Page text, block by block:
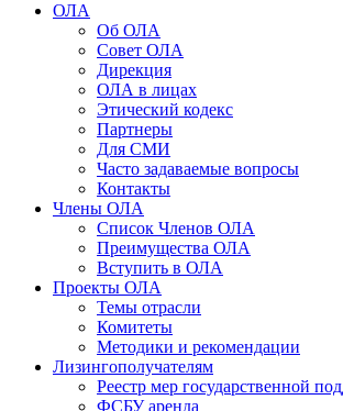
ОЛА
Об ОЛА
Совет ОЛА
Дирекция
ОЛА в лицах
Этический кодекс
Партнеры
Для СМИ
Часто задаваемые вопросы
Контакты
Члены ОЛА
Список Членов ОЛА
Преимущества ОЛА
Вступить в ОЛА
Проекты ОЛА
Темы отрасли
Комитеты
Методики и рекомендации
Лизингополучателям
Реестр мер государственной
ФСБУ аренда